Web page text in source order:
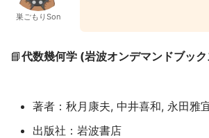
巣ごもりSon
📘代数幾何学 (岩波オンデマンドブッ
著者：秋月康夫, 中井喜和, 永田雅
出版社：岩波書店